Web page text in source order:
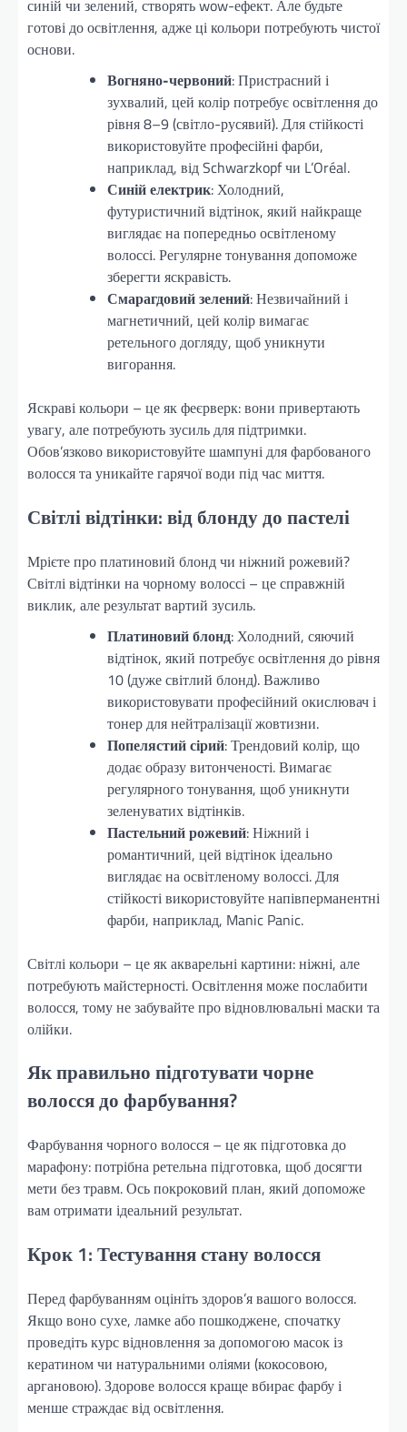
синій чи зелений, створять wow-ефект. Але будьте
готові до освітлення, адже ці кольори потребують чистої
основи.
Вогняно-червоний: Пристрасний і
зухвалий, цей колір потребує освітлення до
рівня 8–9 (світло-русявий). Для стійкості
використовуйте професійні фарби,
наприклад, від Schwarzkopf чи L’Oréal.
Синій електрик: Холодний,
футуристичний відтінок, який найкраще
виглядає на попередньо освітленому
волоссі. Регулярне тонування допоможе
зберегти яскравість.
Смарагдовий зелений: Незвичайний і
магнетичний, цей колір вимагає
ретельного догляду, щоб уникнути
вигорання.
Яскраві кольори – це як феєрверк: вони привертають
увагу, але потребують зусиль для підтримки.
Обов’язково використовуйте шампуні для фарбованого
волосся та уникайте гарячої води під час миття.
Світлі відтінки: від блонду до пастелі
Мрієте про платиновий блонд чи ніжний рожевий?
Світлі відтінки на чорному волоссі – це справжній
виклик, але результат вартий зусиль.
Платиновий блонд: Холодний, сяючий
відтінок, який потребує освітлення до рівня
10 (дуже світлий блонд). Важливо
використовувати професійний окислювач і
тонер для нейтралізації жовтизни.
Попелястий сірий: Трендовий колір, що
додає образу витонченості. Вимагає
регулярного тонування, щоб уникнути
зеленуватих відтінків.
Пастельний рожевий: Ніжний і
романтичний, цей відтінок ідеально
виглядає на освітленому волоссі. Для
стійкості використовуйте напівперманентні
фарби, наприклад, Manic Panic.
Світлі кольори – це як акварельні картини: ніжні, але
потребують майстерності. Освітлення може послабити
волосся, тому не забувайте про відновлювальні маски та
олійки.
Як правильно підготувати чорне
волосся до фарбування?
Фарбування чорного волосся – це як підготовка до
марафону: потрібна ретельна підготовка, щоб досягти
мети без травм. Ось покроковий план, який допоможе
вам отримати ідеальний результат.
Крок 1: Тестування стану волосся
Перед фарбуванням оцініть здоров’я вашого волосся.
Якщо воно сухе, ламке або пошкоджене, спочатку
проведіть курс відновлення за допомогою масок із
кератином чи натуральними оліями (кокосовою,
аргановою). Здорове волосся краще вбирає фарбу і
менше страждає від освітлення.